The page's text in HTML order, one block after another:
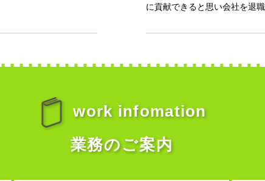
に貢献できると思い会社を退
work infomation
業務のご案内